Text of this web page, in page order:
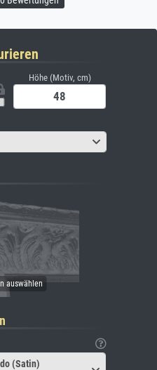
Höhe (Motiv, cm)
(Satin)